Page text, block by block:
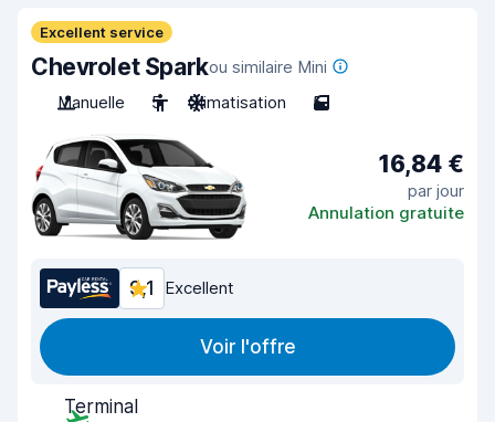
Excellent service
Chevrolet Sparkou similaire Mini
Manuelle
5 Climatisation 5
16,84 €
par jour
Annulation gratuite
9,1 Excellent
Voir l'offre
Terminal